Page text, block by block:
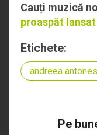
Cauți muzică
proaspăt lansat
Etichete:
andreea
Pe